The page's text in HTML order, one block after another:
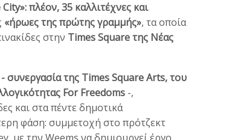
πλέον, 35 καλλιτέχνες και
«ήρωες της πρώτης γραμμής», τα οποία
στην Times Square της Νέας
συνεργασία της Times Square Arts, του
For Freedoms-,
και στα πέντε δημοτικά
φάση: συμμετοχή στο πρότζεκτ